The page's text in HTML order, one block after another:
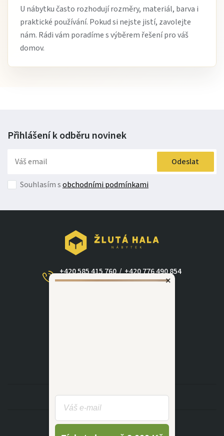
U nábytku často rozhodují rozměry, materiál, barva i
praktické používání. Pokud si nejste jistí, zavolejte
nám. Rádi vám poradíme s výběrem řešení pro váš
domov.
Přihlášení k odběru novinek
Odeslat
Souhlasím sobchodními podmínkami
+420 585 415 760
(Po - Ne 09:00-17:30)
/ +420 776 490 854
KATEGORIE
INFORMACE
×